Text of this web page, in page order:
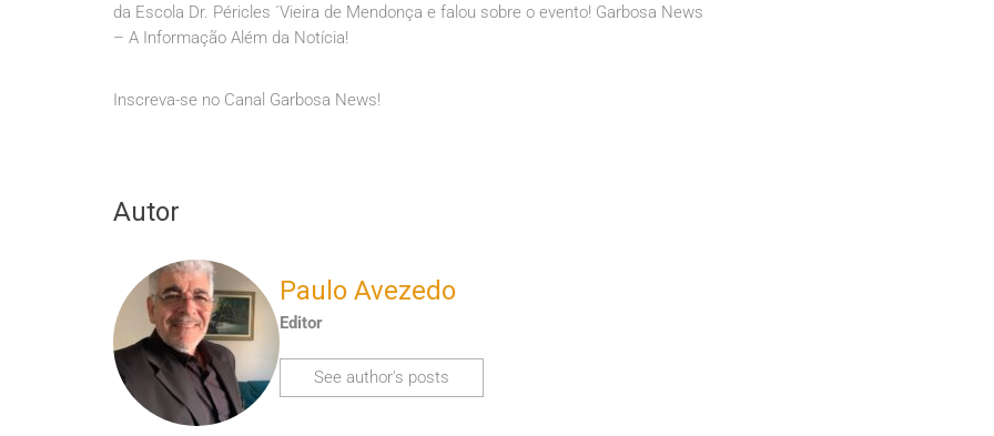
da Escola Dr. Péricles ´Vieira de Mendonça e falou sobre o evento! Garbosa News
– A Informação Além da Notícia!
Inscreva-se no Canal Garbosa News!
Autor
Paulo Avezedo
Editor
See author's posts